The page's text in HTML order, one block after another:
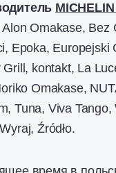
Omakase, Bez
Epoka, Europejski
Grill, kontakt, La
Omakase,
Tuna, Viva
Źródło.